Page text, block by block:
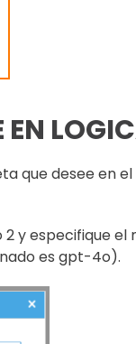
que desee en
y especifique
es gpt-4o).